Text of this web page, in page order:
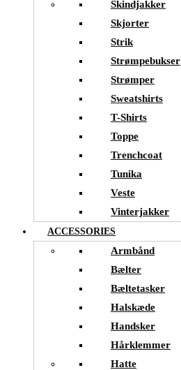
Skindjakker
Skjorter
Strik
Strømpebukser
Strømper
Sweatshirts
T-Shirts
Toppe
Trenchcoat
Tunika
Veste
Vinterjakker
ACCESSORIES
Armbånd
Bælter
Bæltetasker
Halskæde
Handsker
Hårklemmer
Hatte